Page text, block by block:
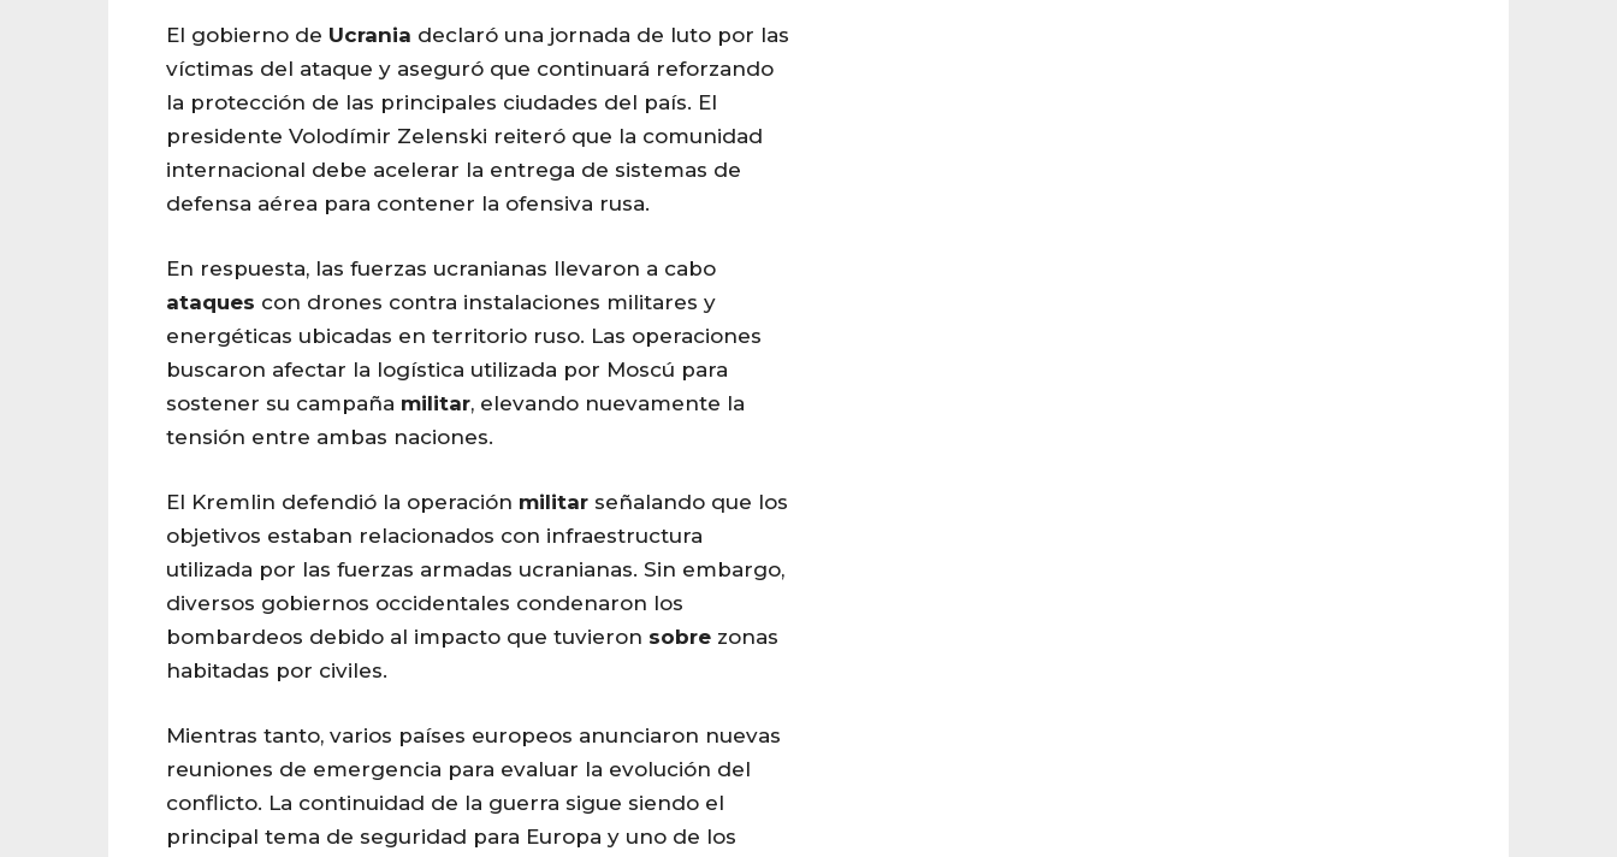
El gobierno de Ucrania declaró una jornada de luto por las
víctimas del ataque y aseguró que continuará reforzando
la protección de las principales ciudades del país. El
presidente Volodímir Zelenski reiteró que la comunidad
internacional debe acelerar la entrega de sistemas de
defensa aérea para contener la ofensiva rusa.
En respuesta, las fuerzas ucranianas llevaron a cabo
ataques con drones contra instalaciones militares y
energéticas ubicadas en territorio ruso. Las operaciones
buscaron afectar la logística utilizada por Moscú para
sostener su campaña militar, elevando nuevamente la
tensión entre ambas naciones.
El Kremlin defendió la operación militar señalando que los
objetivos estaban relacionados con infraestructura
utilizada por las fuerzas armadas ucranianas. Sin embargo,
diversos gobiernos occidentales condenaron los
bombardeos debido al impacto que tuvieron sobre zonas
habitadas por civiles.
Mientras tanto, varios países europeos anunciaron nuevas
reuniones de emergencia para evaluar la evolución del
conflicto. La continuidad de la guerra sigue siendo el
principal tema de seguridad para Europa y uno de los